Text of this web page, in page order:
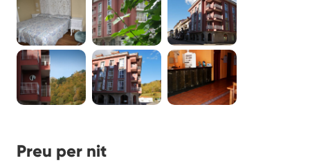
Preu per nit